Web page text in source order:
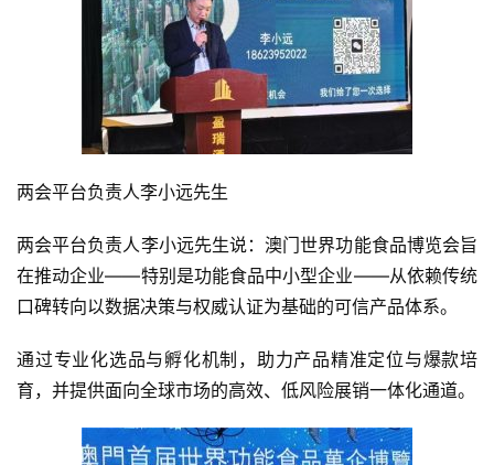
两会平台负责人李小远先生
两会平台负责人李小远先生说：澳门世界功能食品博览会旨
在推动企业——特别是功能食品中小型企业——从依赖传统
口碑转向以数据决策与权威认证为基础的可信产品体系。
通过专业化选品与孵化机制，助力产品精准定位与爆款培
育，并提供面向全球市场的高效、低风险展销一体化通道。